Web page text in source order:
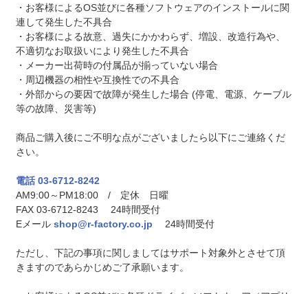
・お客様によるOS並びに各種ソフトウェアのインストールに関
連して発生した不具合
・お客様による故意、過失にかかわらず、増設、改造行為や、
不適切なお取扱いにより発生した不具合
・メーカー出荷時の付属品が揃っていない場合
・周辺機器の相性や互換性での不具合
・外部からの要因で故障が発生した場合 (停電、電源、ケーブル
等の故障、災害等)
商品ご購入後にご不明な点がございましたら以下にご連絡くだ
さい。
電話 03-6712-8242
AM9:00～PM18:00 / 定休 日曜
FAX 03-6712-8243 24時間受付
Eメール shop@r-factory.co.jp 24時間受付
ただし、下記の事項に関しましてはサポート対象外とさせて頂
きますのであらかじめご了承願います。